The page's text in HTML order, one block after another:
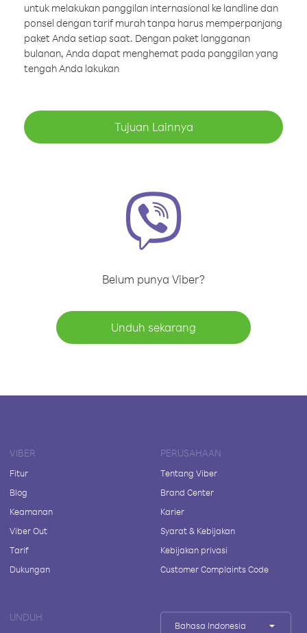
untuk melakukan panggilan internasional ke landline dan
ponsel dengan tarif murah tanpa harus memperpanjang
paket Anda setiap saat. Dengan paket langganan
bulanan, Anda dapat menghemat pada panggilan yang
tengah Anda lakukan
Tujuan Lainnya
Belum punya Viber?
Unduh sekarang
VIBER
Fitur
Blog
Keamanan
Viber Out
Tarif
Dukungan
PERUSAHAAN
Tentang Viber
Brand Center
Karier
Syarat & Kebijakan
Kebijakan privasi
Customer Complaints Code
UNDUH
Bahasa Indonesia